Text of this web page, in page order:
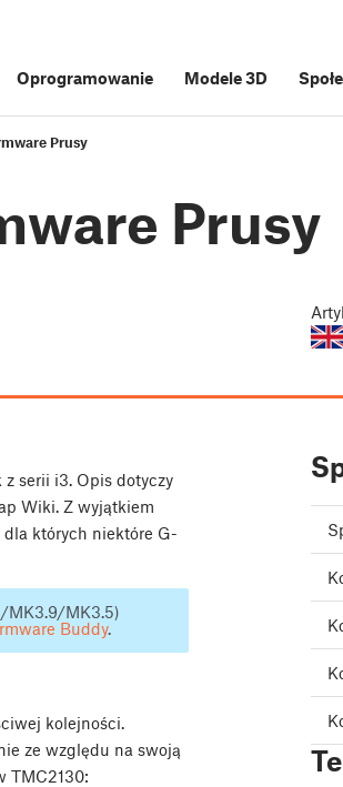
Oprogramowanie Modele 3D
Prusy
Prusy
z serii i3. Opis dotyczy
Wiki. Z wyjątkiem
dla których niektóre G-
MK3.9/MK3.5)
Buddy.
kolejności.
ze względu na swoją
TMC2130: